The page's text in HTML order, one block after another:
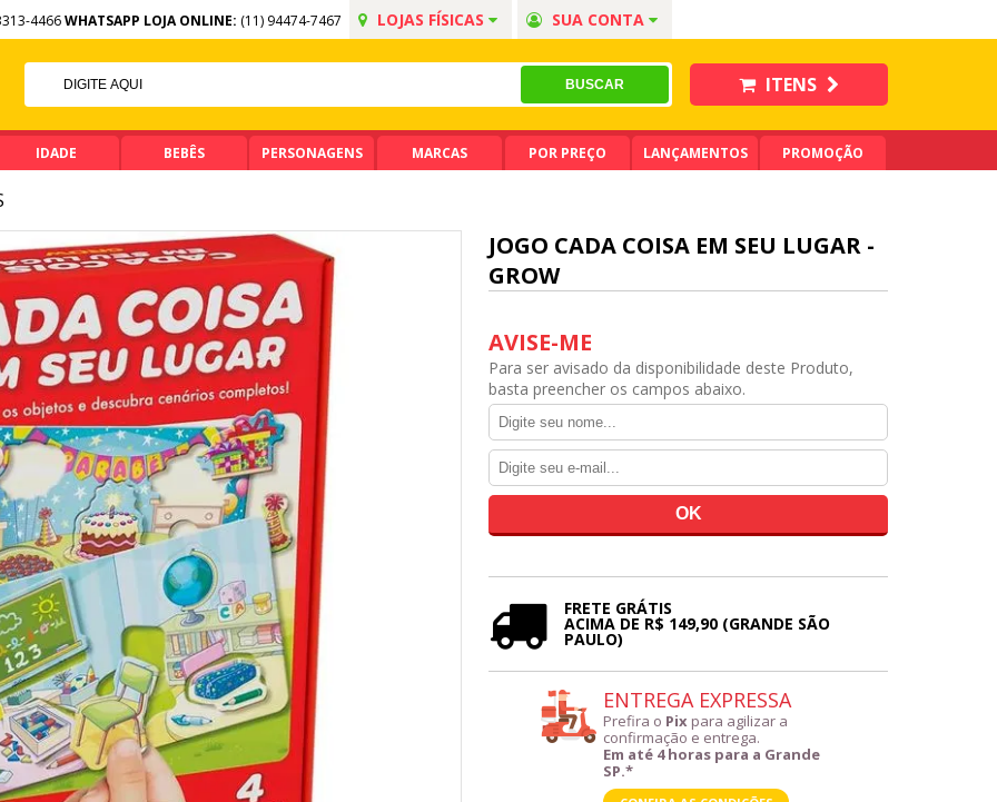
4466WHATSAPP LOJA ONLINE: (11) 94474-7467 LOJAS FÍSICAS SUA CONTA
R$ 99,90
ITENS
IDADE BEBÊS PERSONAGENS MARCAS POR PREÇO LANÇAMENTOS PROMOÇÃO
JOGO CADA COISA EM SEU LUGAR -
GROW
AVISE-ME
Para ser avisado da disponibilidade deste Produto,
basta preencher os campos abaixo.
FRETE GRÁTIS
ACIMA DE R$ 149,90 (GRANDE SÃO
PAULO)
ENTREGA EXPRESSA
Prefira o Pix para agilizar a
confirmação e entrega.
Em até 4 horas para a Grande
SP.*